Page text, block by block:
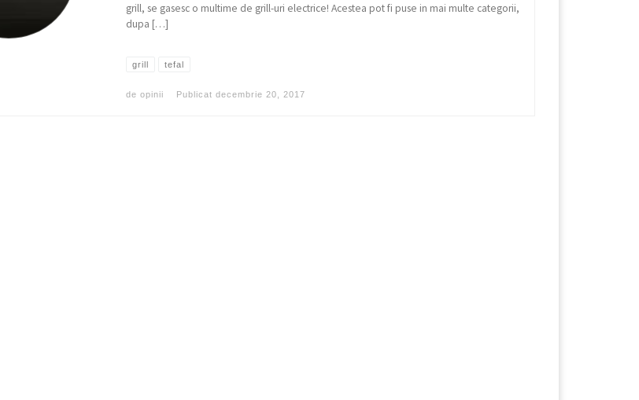
grill, se gasesc o multime de grill-uri electrice! Acestea pot fi puse in mai multe categorii,
dupa […]
grill tefal
de opinii Publicat decembrie 20, 2017